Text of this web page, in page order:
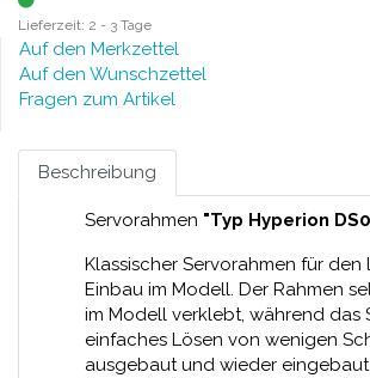
Lieferzeit: 2 - 3 Tage
Auf den Merkzettel
Auf den Wunschzettel
Fragen zum Artikel
Beschreibung
Servorahmen "Typ Hyperion
Klassischer Servorahmen für den
Einbau im Modell. Der Rahmen
im Modell verklebt, während das
einfaches Lösen von wenigen
ausgebaut und wieder